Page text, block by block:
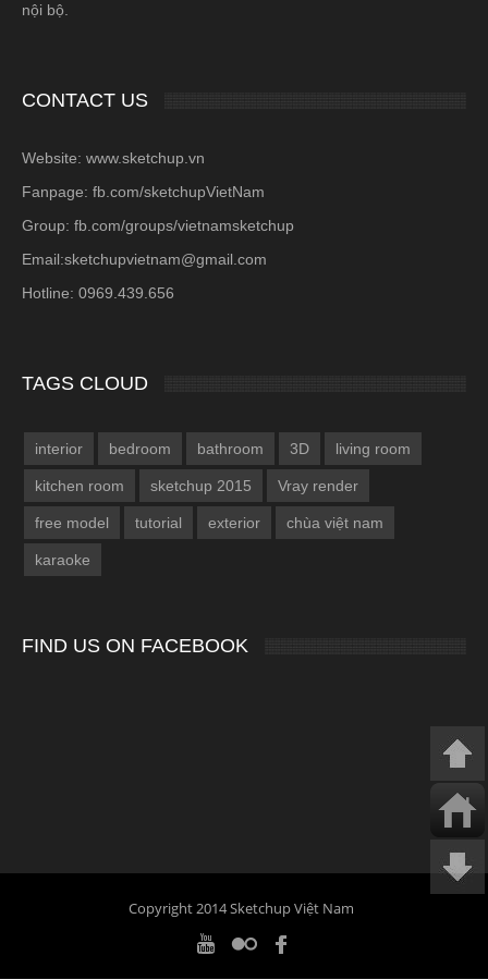
nội bộ.
CONTACT US
Website: www.sketchup.vn
Fanpage: fb.com/sketchupVietNam
Group: fb.com/groups/vietnamsketchup
Email:sketchupvietnam@gmail.com
Hotline: 0969.439.656
TAGS CLOUD
interior bedroom bathroom 3D living room
kitchen room sketchup 2015 Vray render
free model tutorial exterior chùa việt nam
karaoke
FIND US ON FACEBOOK
Copyright 2014 Sketchup Việt Nam